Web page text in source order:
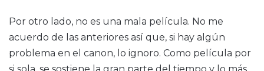
Por otro lado, no es una mala película. No me
acuerdo de las anteriores así que, si hay algún
problema en el canon, lo ignoro. Como película por
si sola, se sostiene la gran parte del tiempo y lo más